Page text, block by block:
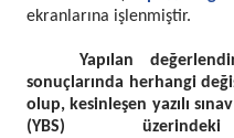
ekranlarına işlenmiştir.
Yapılan
sonuçlarında herhangi
olup, kesinleşen yazılı
(YBS) üzerindeki